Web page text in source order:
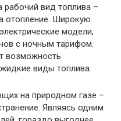
рабочий вид топлива –
отопление. Широкую
модели,
с ночным тарифом.
возможность
виды топлива.
на природном газе –
Являясь одним